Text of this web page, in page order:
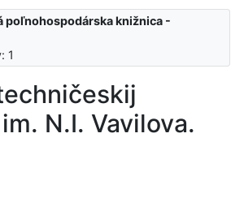
poľnohospodárska knižnica -
1
N.I. Vavilova.